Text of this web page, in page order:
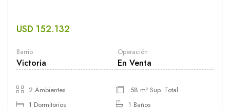
USD 152.132
Barrio
Victoria
Operación
En Venta
2 Ambientes
58 m² Sup. Total
1 Dormitorios
1 Baños